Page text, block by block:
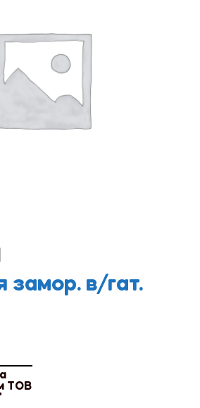
замор. в/гат.
ТОВ